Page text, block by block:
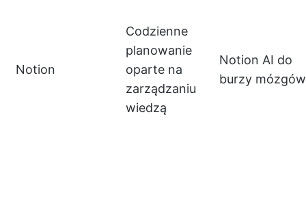
Notion
Codzienne
planowanie
oparte na
zarządzaniu
wiedzą
Notion AI do
burzy mózgów